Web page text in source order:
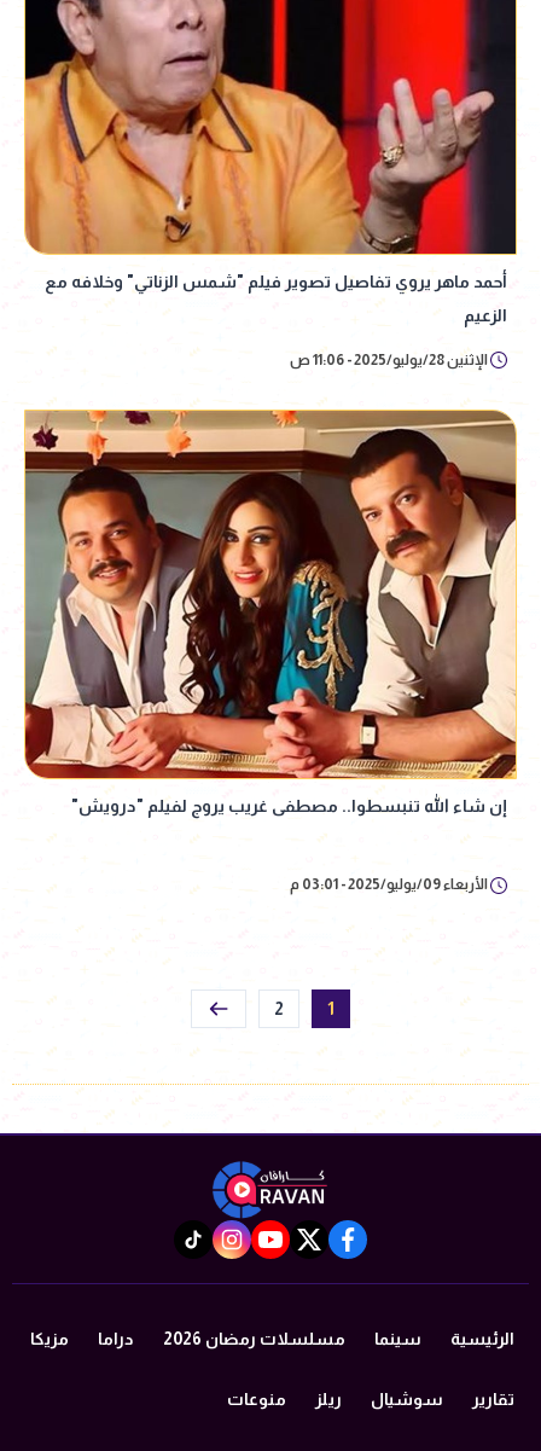
أحمد ماهر يروي تفاصيل تصوير فيلم "شمس الزناتي" وخلافه مع
الزعيم
الإثنين 28/يوليو/2025 - 11:06 ص
إن شاء الله تنبسطوا.. مصطفى غريب يروج لفيلم "درويش"
الأربعاء 09/يوليو/2025 - 03:01 م
1
2
facebook
twitter
youtube
instagram
tiktok
الرئيسية سينما مسلسلات رمضان 2026 دراما مزيكا
تقارير سوشيال ريلز منوعات